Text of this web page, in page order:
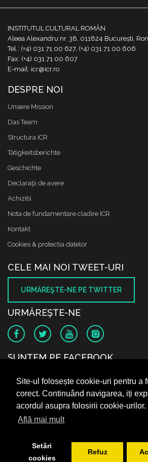
Site-ul folosește cookie-uri pentru a
corect. Continuând navigarea, iți
acordul asupra folosirii cookie-urilor.
Află mai mult
Setări
cookies
Refuz
INSTITUTUL CULTURAL ROMÂN
Aleea Alexandru nr. 38, 011824 București,
Tel.: (+4) 031 71 00 627, (+4) 031 71 00 606
Fax: (+4) 031 71 00 607
E-mail: icr@icr.ro
DESPRE NOI
Unsere Mission
Das Team
Structura ICR
Tätigkeitsberichte
Geschichte
Declaraţii de avere
Achizitii
Nota de fundamentare cladire ICR
Kontakt
Cookies & protectia datelor
CELE MAI NOI TWEET-URI
URMĂREŞTE-NE PE TWITTER
URMĂREŞTE-NE
SUNTEM PE FACEBOOK